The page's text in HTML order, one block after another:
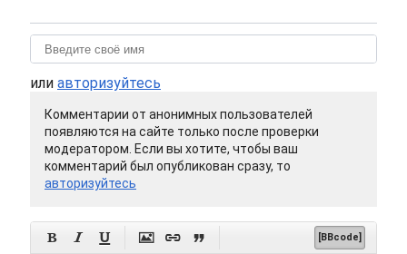
или авторизуйтесь
Комментарии от анонимных пользователей
появляются на сайте только после проверки
модератором. Если вы хотите, чтобы ваш
комментарий был опубликован сразу, то
авторизуйтесь
      [BBcode]